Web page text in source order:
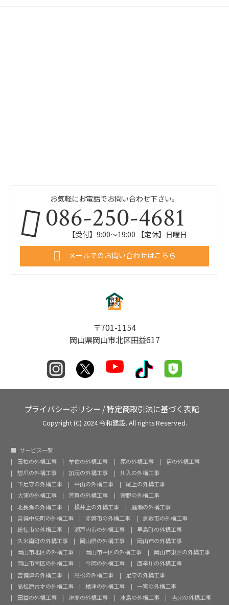
お気軽にお電話でお問い合わせ下さい。
086-250-4681
【受付】9:00〜19:00 【定休】日曜日
メールでのお問い合わせはこちら
〒701-1154
岡山県岡山市北区田益617
プライバシーポリシー /特定商取引法に基づく表記
Copyright (C) 2024 令和建設. All rights Reserved.
サービス一覧
玉柏の外構工事
牟佐の外構工事 原の外構工事
宿の外構工事
惣爪の外構工事
加茂の外構工事
川入の外構工事
下足守の外構工事
平山の外構工事
尾上の外構工事
大窪の外構工事
芳賀の外構工事
菅野の外構工事
北長瀬の外構工事
横井上の外構工事
庭瀬の外構工事
吉備中央町の外構工事
赤磐市の外構工事
倉敷市の外構工事
総社市の外構工事
瀬戸内市の外構工事
早島町の外構工事
久米南町の外構工事
岡山県の外構工事
岡山市の外構工事
岡山市北区の外構工事
岡山市中区の外構工事
岡山市東区の外構工事
岡山市南区の外構工事
今岡の外構工事
西辛川の外構工事
吉備津の外構工事
高松の外構工事
足守の外構工事
高松原古才の外構工事
楢津の外構工事
一宮の外構工事
田益の外構工事
津高の外構工事 津島の外構工事
吉宗の外構工事